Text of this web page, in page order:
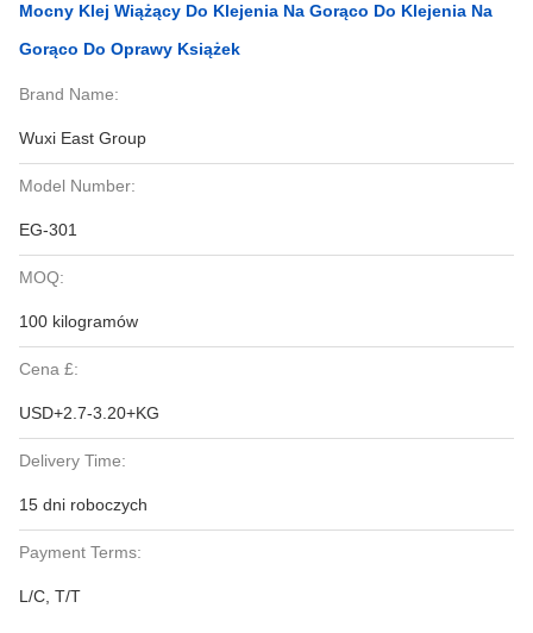
Mocny Klej Wiążący Do Klejenia Na Gorąco Do Klejenia Na
Gorąco Do Oprawy Książek
Brand Name:
Wuxi East Group
Model Number:
EG-301
MOQ:
100 kilogramów
Cena £:
USD+2.7-3.20+KG
Delivery Time:
15 dni roboczych
Payment Terms:
L/C, T/T